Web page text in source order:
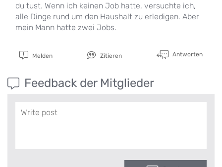
du tust. Wenn ich keinen Job hatte, versuchte ich,
alle Dinge rund um den Haushalt zu erledigen. Aber
mein Mann hatte zwei Jobs.
Melden Zitieren Antworten
Feedback der Mitglieder